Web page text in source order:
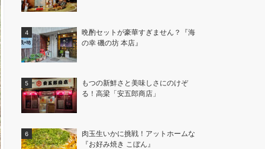
晩酌セットが豪華すぎません？『海
の幸 磯の坊 本店』
もつの新鮮さと美味しさにのけぞ
る！高梁「安五郎商店」
肉玉生いかに挑戦！アットホームな
『お好み焼き こぼん』